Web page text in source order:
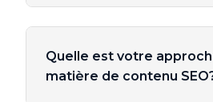
Quelle est votre
matière de contenu